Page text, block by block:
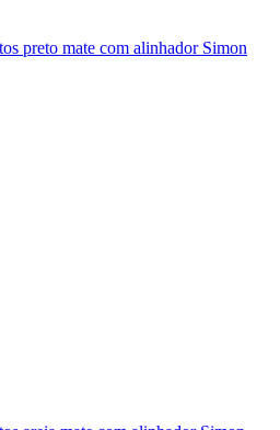
preto mate com alinhador Simon